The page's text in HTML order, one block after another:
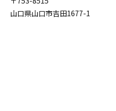
山口県山口市吉田1677-1